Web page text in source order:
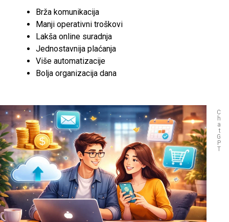
Brža komunikacija
Manji operativni troškovi
Lakša online suradnja
Jednostavnija plaćanja
Više automatizacije
Bolja organizacija dana
C
h
a
t
G
P
T